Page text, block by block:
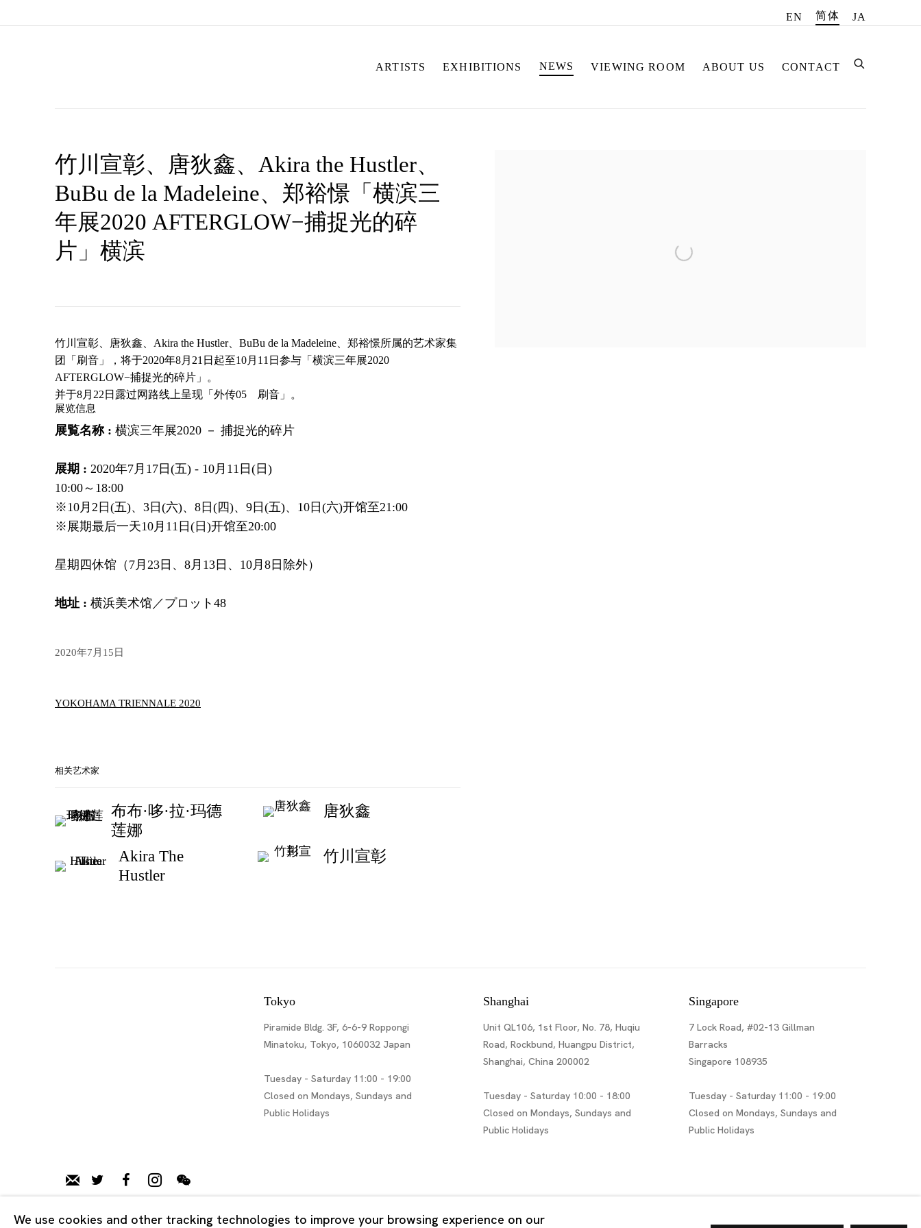
ARTISTS EXHIBITIONS NEWS VIEWING ROOM ABOUT US CONTACT
EN 简体 JA
竹川宣彰、唐狄鑫、Akira the Hustler、
BuBu de la Madeleine、郑裕憬「横滨三
年展2020 AFTERGLOW−捕捉光的碎
片」横滨
竹川宣彰、唐狄鑫、Akira the Hustler、BuBu de la Madeleine、郑裕憬所属的艺术家集
团「刷音」，将于2020年8月21日起至10月11日参与「横滨三年展2020
AFTERGLOW−捕捉光的碎片」。
并于8月22日露过网路线上呈现「外传05 刷音」。
展览信息
展覧名称 : 横滨三年展2020 － 捕捉光的碎片
展期 : 2020年7月17日(五) - 10月11日(日)
10:00～18:00
※10月2日(五)、3日(六)、8日(四)、9日(五)、10日(六)开馆至21:00
※展期最后一天10月11日(日)开馆至20:00
星期四休馆（7月23日、8月13日、10月8日除外）
地址 : 横浜美术馆／プロット48
2020年7月15日
YOKOHAMA TRIENNALE 2020
相关艺术家
布布·哆·拉·玛德
莲娜
唐狄鑫
Akira The
Hustler
竹川宣彰
Tokyo
Piramide Bldg. 3F, 6-6-9 Roppongi
Minatoku, Tokyo, 1060032 Japan
Tuesday - Saturday 11:00 - 19:00
Closed on Mondays, Sundays and
Public Holidays
Shanghai
Unit QL106, 1st Floor, No. 78, Huqiu
Road, Rockbund, Huangpu District,
Shanghai, China 200002
Tuesday - Saturday 10:00 - 18:00
Closed on Mondays, Sundays and
Public Holidays
Singapore
7 Lock Road, #02-13 Gillman
Barracks
Singapore 108935
Tuesday - Saturday 11:00 - 19:00
Closed on Mondays, Sundays and
Public Holidays
Privacy Policy Cookie Policy Manage cookies
We use cookies and other tracking technologies to improve your browsing experience on our